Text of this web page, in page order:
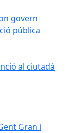
govern
pública
al ciutadà
Gran i